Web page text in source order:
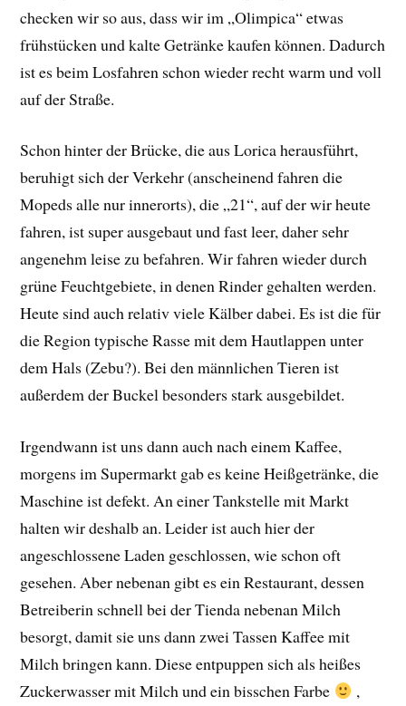
checken wir so aus, dass wir im „Olimpica“ etwas
frühstücken und kalte Getränke kaufen können. Dadurch
ist es beim Losfahren schon wieder recht warm und voll
auf der Straße.
Schon hinter der Brücke, die aus Lorica herausführt,
beruhigt sich der Verkehr (anscheinend fahren die
Mopeds alle nur innerorts), die „21“, auf der wir heute
fahren, ist super ausgebaut und fast leer, daher sehr
angenehm leise zu befahren. Wir fahren wieder durch
grüne Feuchtgebiete, in denen Rinder gehalten werden.
Heute sind auch relativ viele Kälber dabei. Es ist die für
die Region typische Rasse mit dem Hautlappen unter
dem Hals (Zebu?). Bei den männlichen Tieren ist
außerdem der Buckel besonders stark ausgebildet.
Irgendwann ist uns dann auch nach einem Kaffee,
morgens im Supermarkt gab es keine Heißgetränke, die
Maschine ist defekt. An einer Tankstelle mit Markt
halten wir deshalb an. Leider ist auch hier der
angeschlossene Laden geschlossen, wie schon oft
gesehen. Aber nebenan gibt es ein Restaurant, dessen
Betreiberin schnell bei der Tienda nebenan Milch
besorgt, damit sie uns dann zwei Tassen Kaffee mit
Milch bringen kann. Diese entpuppen sich als heißes
Zuckerwasser mit Milch und ein bisschen Farbe
,